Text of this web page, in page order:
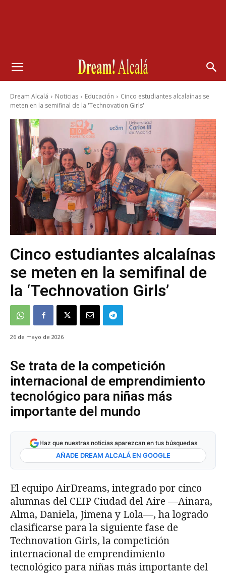
Dream Alcalá Noticias Educación
Cinco estudiantes alcalaínas se
meten en la semifinal de la 'Technovation Girls'
Cinco estudiantes alcalaínas
se meten en la semifinal de
la ‘Technovation Girls’
26 de mayo de 2026
Se trata de la competición
internacional de emprendimiento
tecnológico para niñas más
importante del mundo
Haz que nuestras noticias aparezcan en tus búsquedas
AÑADE DREAM ALCALÁ EN GOOGLE
El equipo AirDreams, integrado por cinco
alumnas del CEIP Ciudad del Aire —Ainara,
Alma, Daniela, Jimena y Lola—, ha logrado
clasificarse para la siguiente fase de
Technovation Girls, la competición
internacional de emprendimiento
tecnológico para niñas más importante del